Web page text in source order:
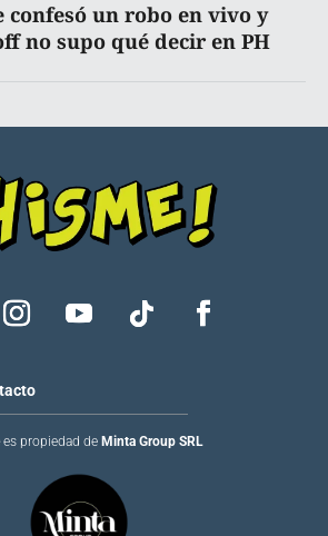
un robo en vivo y
no supo qué decir en PH
es propiedad de Minta Group SRL